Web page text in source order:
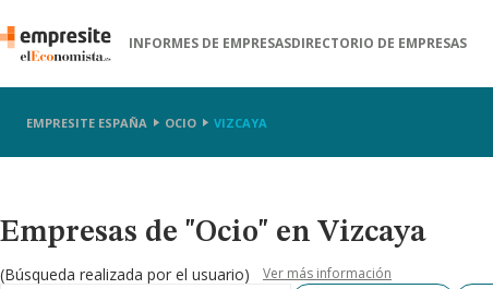
INFORMES DE EMPRESASDIRECTORIO DE EMPRESAS
EMPRESITE ESPAÑA OCIO VIZCAYA
Empresas de "Ocio" en Vizcaya
(Búsqueda realizada por el usuario) Ver más información